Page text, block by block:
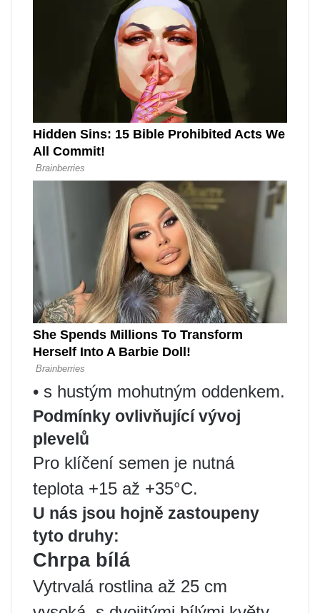
• s hustým mohutným oddenkem.
Podmínky ovlivňující vývoj
plevelů
Pro klíčení semen je nutná
teplota +15 až +35°C.
U nás jsou hojně zastoupeny
tyto druhy:
Chrpa bílá
Vytrvalá rostlina až 25 cm